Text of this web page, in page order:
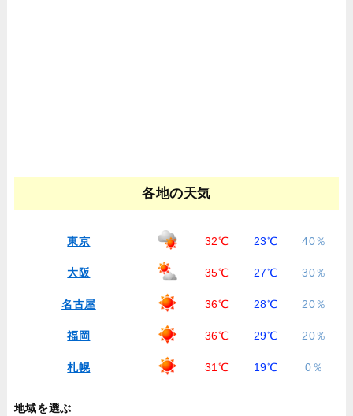
各地の天気
東京 32℃ 23℃ 40％
大阪 35℃ 27℃ 30％
名古屋 36℃ 28℃ 20％
福岡 36℃ 29℃ 20％
札幌 31℃ 19℃ 0％
地域を選ぶ